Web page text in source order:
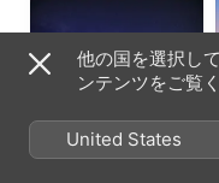
serenade - EP
他の国を選択し
ンテンツをご覧
United States